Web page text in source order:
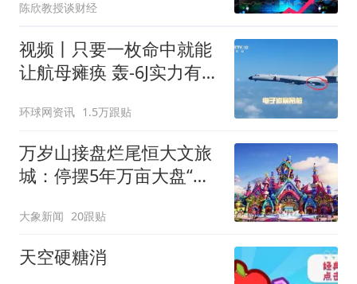
陈欣教授谈财经
视频丨只要一枚命中就能
让航母瘫痪 轰-6J实力有多
环球网资讯 1.5万跟贴
万岁山接盘烂尾恒大文旅
城：停摆5年万亩大盘“复
大象新闻 20跟贴
天空硬糖消